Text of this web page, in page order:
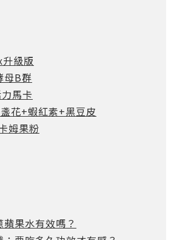
級版
母B群
馬卡
花+蝦紅素+黑豆皮
姆果粉
果水有效嗎？